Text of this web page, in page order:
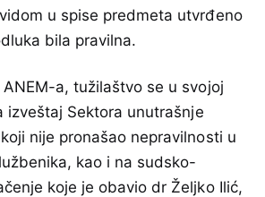
u spise predmeta utvrđeno
bila pravilna.
a, tužilaštvo se u svojoj
izveštaj Sektora unutrašnje
nije pronašao nepravilnosti u
kao i na sudsko-
koje je obavio dr Željko Ilić,